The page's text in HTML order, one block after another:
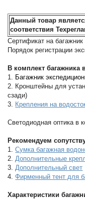
Данный товар
соответствия
Сертификат на багажник
Порядок регистрации
В комплект багажника
1. Багажник
2. Кронштейны для
сзади)
3. Крепления на
Светодиодная оптика в
Рекомендуем
1.Сумка багажная
2. Дополнительные
3. Дополнительный свет
4.Фирменный тент для
Характеристики